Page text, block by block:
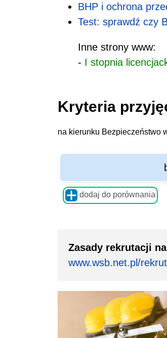
BHP i ochrona
Test: sprawdź czy
Inne strony www:
- I stopnia
Kryteria
na kierunku Bezpieczeństwo
dodaj do porównania
Zasady rekrutacji
www.wsb.net.pl/